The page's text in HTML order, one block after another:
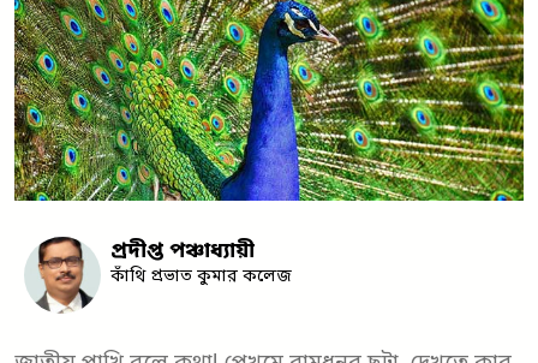
প্রদীপ্ত পঞ্চাধ্যায়ী
কাঁথি প্রভাত কুমার কলেজ